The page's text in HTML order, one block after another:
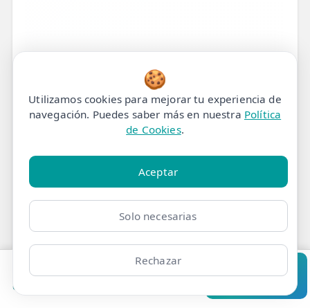
Clínicas
Pedir cita Consultar
🍪
Utilizamos cookies para mejorar tu experiencia de
navegación. Puedes saber más en nuestra Política
de Cookies.
Aceptar
Solo necesarias
Rechazar